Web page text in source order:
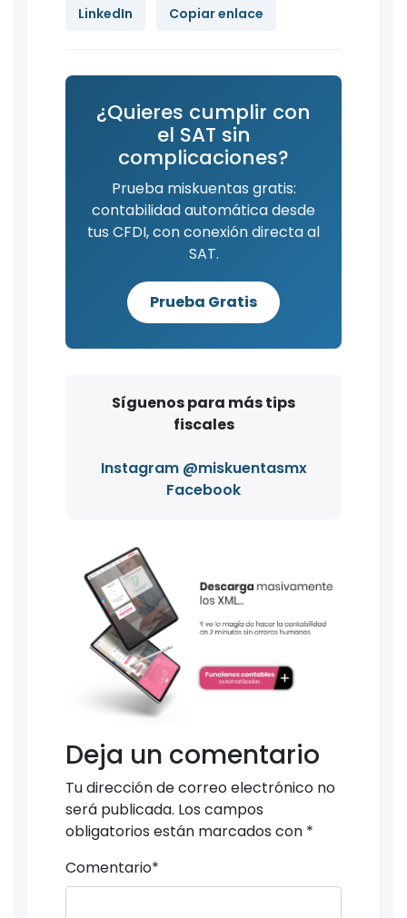
LinkedIn Copiar enlace
¿Quieres cumplir con
el SAT sin
complicaciones?
Prueba miskuentas gratis:
contabilidad automática desde
tus CFDI, con conexión directa al
SAT.
Prueba Gratis
Síguenos para más tips
fiscales
Instagram @miskuentasmx
Facebook
Deja un comentario
Tu dirección de correo electrónico no
será publicada. Los campos
obligatorios están marcados con *
Comentario*